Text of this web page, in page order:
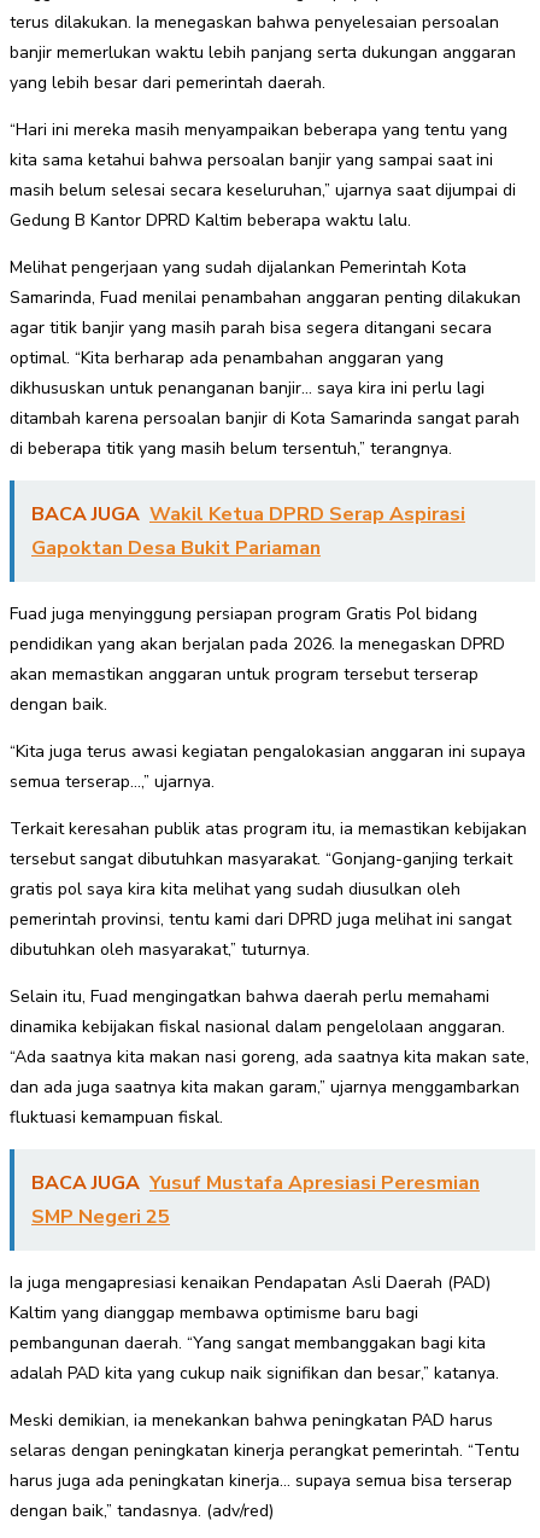
terus dilakukan. Ia menegaskan bahwa penyelesaian persoalan
banjir memerlukan waktu lebih panjang serta dukungan anggaran
yang lebih besar dari pemerintah daerah.
“Hari ini mereka masih menyampaikan beberapa yang tentu yang
kita sama ketahui bahwa persoalan banjir yang sampai saat ini
masih belum selesai secara keseluruhan,” ujarnya saat dijumpai di
Gedung B Kantor DPRD Kaltim beberapa waktu lalu.
Melihat pengerjaan yang sudah dijalankan Pemerintah Kota
Samarinda, Fuad menilai penambahan anggaran penting dilakukan
agar titik banjir yang masih parah bisa segera ditangani secara
optimal. “Kita berharap ada penambahan anggaran yang
dikhususkan untuk penanganan banjir… saya kira ini perlu lagi
ditambah karena persoalan banjir di Kota Samarinda sangat parah
di beberapa titik yang masih belum tersentuh,” terangnya.
BACA JUGA Wakil Ketua DPRD Serap Aspirasi
Gapoktan Desa Bukit Pariaman
Fuad juga menyinggung persiapan program Gratis Pol bidang
pendidikan yang akan berjalan pada 2026. Ia menegaskan DPRD
akan memastikan anggaran untuk program tersebut terserap
dengan baik.
“Kita juga terus awasi kegiatan pengalokasian anggaran ini supaya
semua terserap…,” ujarnya.
Terkait keresahan publik atas program itu, ia memastikan kebijakan
tersebut sangat dibutuhkan masyarakat. “Gonjang-ganjing terkait
gratis pol saya kira kita melihat yang sudah diusulkan oleh
pemerintah provinsi, tentu kami dari DPRD juga melihat ini sangat
dibutuhkan oleh masyarakat,” tuturnya.
Selain itu, Fuad mengingatkan bahwa daerah perlu memahami
dinamika kebijakan fiskal nasional dalam pengelolaan anggaran.
“Ada saatnya kita makan nasi goreng, ada saatnya kita makan sate,
dan ada juga saatnya kita makan garam,” ujarnya menggambarkan
fluktuasi kemampuan fiskal.
BACA JUGA Yusuf Mustafa Apresiasi Peresmian
SMP Negeri 25
Ia juga mengapresiasi kenaikan Pendapatan Asli Daerah (PAD)
Kaltim yang dianggap membawa optimisme baru bagi
pembangunan daerah. “Yang sangat membanggakan bagi kita
adalah PAD kita yang cukup naik signifikan dan besar,” katanya.
Meski demikian, ia menekankan bahwa peningkatan PAD harus
selaras dengan peningkatan kinerja perangkat pemerintah. “Tentu
harus juga ada peningkatan kinerja… supaya semua bisa terserap
dengan baik,” tandasnya. (adv/red)